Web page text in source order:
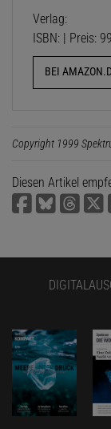
Verlag:
ISBN: | Preis:
BEI
Copyright 1999
Diesen Artikel